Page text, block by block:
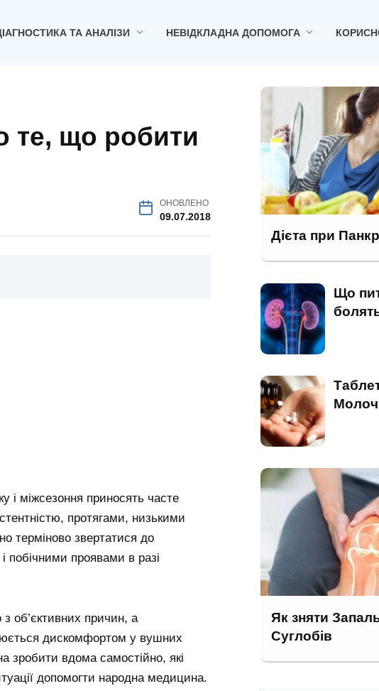
ТА АНАЛІЗИ НЕВІДКЛАДНА ДОПОМОГА
те, що робити
ОНОВЛЕНО
09.07.2018
і міжсезоння приносять часте
протягами, низькими
терміново звертатися до
побічними проявами в разі
з об’єктивних причин, а
дискомфортом у вушних
зробити вдома самостійно, які
допомогти народна медицина.
Дієта при
Що
Як зняти
Суглобів